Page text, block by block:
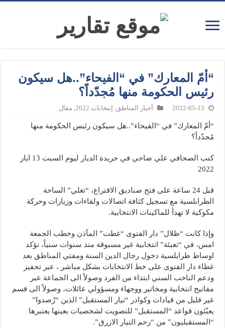
“أمّ المعارك” في “الفيحاء”..هل سيكون
رئيس الحكومة منها مُجدّداً؟
2022-05-13 أخبار المناطق إنتخابات 2022 مقال
“أمّ المعارك” في “الفيحاء”..هل سيكون رئيس الحكومة منها
مُجدّداً؟
كتب الصحافي علي ضاحي في جريدة الديار ليوم السبت 13 ايار
2022
قبل 24 ساعة على فتح صناديق الاقتراع، “تغلي” الساحة
الطرابلسية مع تسجيل كثافة اتصالات ولقاءات وزيارات وحركة
مكوكية لا تهدأ للماكينات الانتخابية.
وإذا كانت “ظلال” دار الفتوى “غطت” المآذن وخطب الجمعة
امس، في “تعبئة” انتخابية غير مسبوقة منذ سنوات سنياً، تؤكد
اوساط طرابلسية دخول رجال الدين السنة ومفتي المناطق بعد
غطاء دار الفتوى على خط الانتخابات بشكل مباشر ، عبر تحفيز
ودعم الناخب السني ابتداء من الفرد وصولاً الى الجماعة عبر
مفاتيح انتخابية ومخاتير ووجهاء ومسؤولي عائلات، وصولاً الى قسم
غير قليل من قيادات وكوادر “تيار المستقبل” الذين “رُصدوا”
يعبّئون قواعد “المستقبل” للتصويت لشخصيات بعينها يعتبرها
“المستقبليون” من “رحم التيار الازرق”.